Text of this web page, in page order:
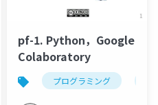
pf-1. Python，Google
Colaboratory
プログラミング